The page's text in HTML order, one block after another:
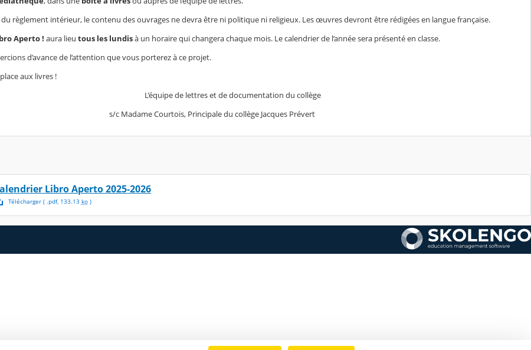
du règlement intérieur, le contenu des ouvrages ne devra être ni politique ni religieux. Les œuvres devront être rédigées en langue française.
Aperto ! aura lieu tous les lundisà un horaire qui changera chaque mois. Le calendrier de l’année sera présenté en classe.
d’avance de l’attention que vous porterez à ce projet.
aux livres !
L’équipe de lettres et de documentation du collège
Courtois, Principale du collège Jacques Prévert
Libro Aperto 2025-2026
Télécharger( .pdf, 133.13 ko)